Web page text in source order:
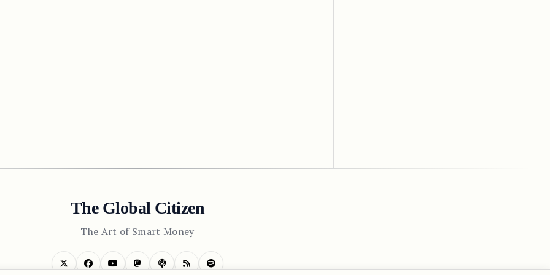
The Global Citizen
The Art of Smart Money